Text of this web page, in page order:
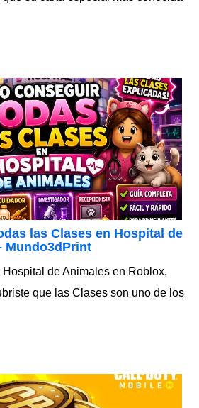
las Clases en Hospital de
Mundo3dPrint
de Animales en Roblox,
que las Clases son uno de los